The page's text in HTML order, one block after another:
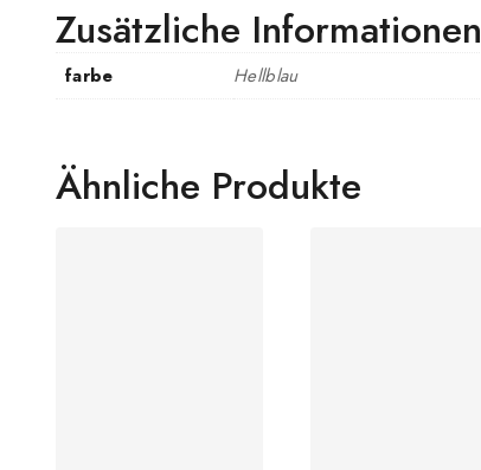
Zusätzliche Informationen
farbe Hellblau
Ähnliche Produkte